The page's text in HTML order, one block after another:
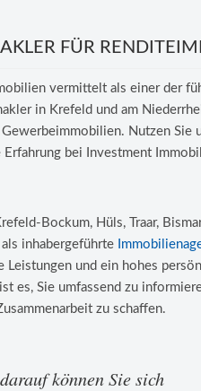
FÜR
vermittelt als einer der
in Krefeld und am
Nutzen Sie
bei Investment
Bockum, Hüls, Traar,
inhabergeführte
Leistungen und ein hohes
es, Sie umfassend zu
zu schaffen.
können Sie sich